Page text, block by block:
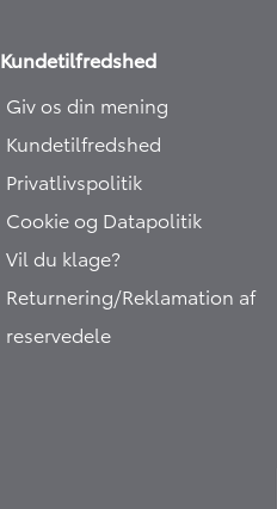
Kundetilfredshed
Giv os din mening
Kundetilfredshed
Privatlivspolitik
Cookie og Datapolitik
Vil du klage?
Returnering/Reklamation af
reservedele